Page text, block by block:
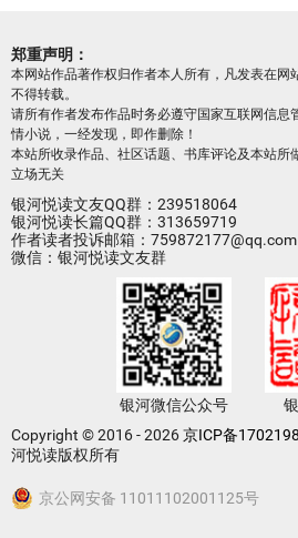
郑重声明：
本网站作品著作权归作者本人所有，凡发表在网
不得转载。
请所有作者发布作品时务必遵守国家互联网信息
情小说，一经发现，即作删除！
本站所收录作品、社区话题、书库评论及本站所
立场无关
银河悦读文友QQ群：239518064
银河悦读长篇QQ群：313659719
作者读者投诉邮箱：759872177@qq.com
微信：银河悦读文友群
银河微信公众号
Copyright © 2016 - 2026京ICP备
河悦读版权所有
京公网安备 11011102001125号